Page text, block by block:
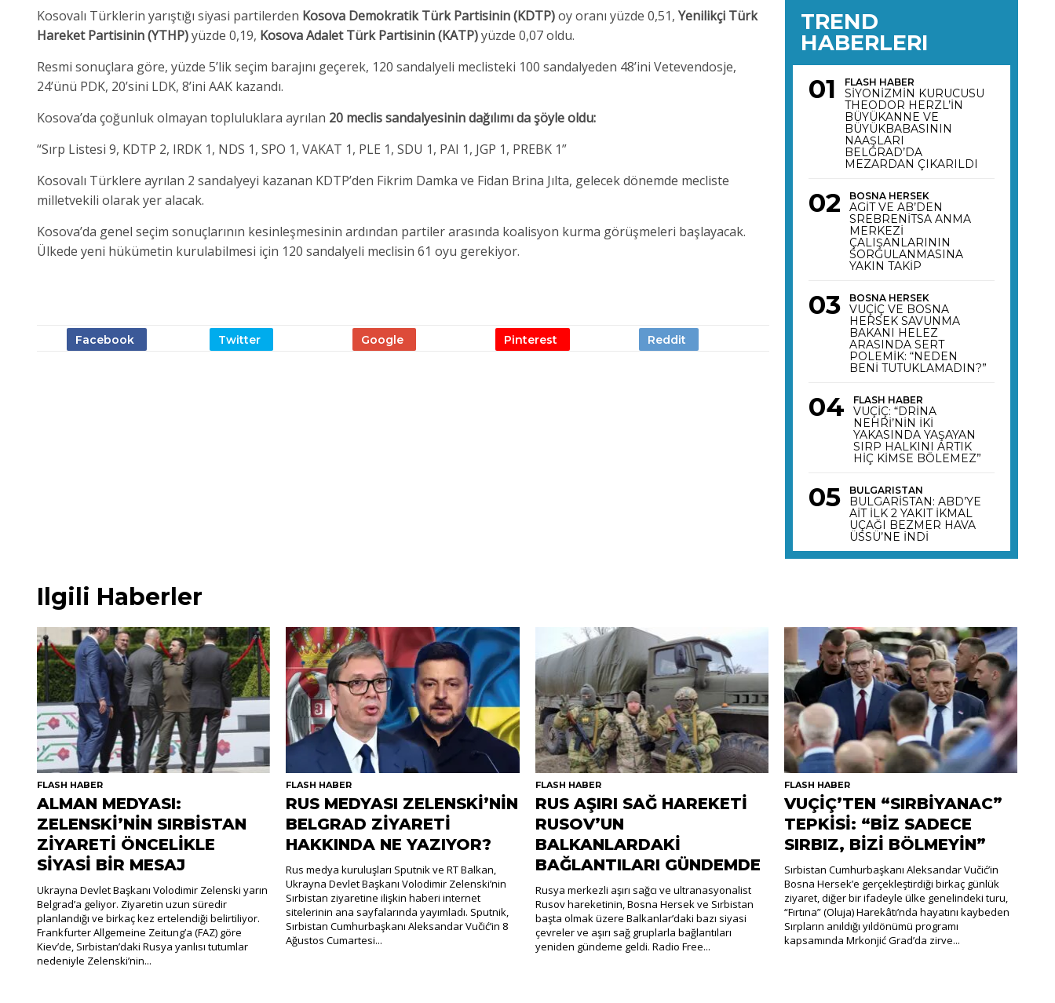
Kosovalı Türklerin yarıştığı siyasi partilerden Kosova Demokratik Türk Partisinin (KDTP)oy oranı yüzde 0,51, Yenilikçi Türk
Hareket Partisinin (YTHP)yüzde 0,19, Kosova Adalet Türk Partisinin (KATP)yüzde 0,07 oldu.
Resmi sonuçlara göre, yüzde 5’lik seçim barajını geçerek, 120 sandalyeli meclisteki 100 sandalyeden 48’ini Vetevendosje,
24’ünü PDK, 20’sini LDK, 8’ini AAK kazandı.
Kosova’da çoğunluk olmayan topluluklara ayrılan 20 meclis sandalyesinin dağılımı da şöyle oldu:
“Sırp Listesi 9, KDTP 2, IRDK 1, NDS 1, SPO 1, VAKAT 1, PLE 1, SDU 1, PAI 1, JGP 1, PREBK 1”
Kosovalı Türklere ayrılan 2 sandalyeyi kazanan KDTP’den Fikrim Damka ve Fidan Brina Jılta, gelecek dönemde mecliste
milletvekili olarak yer alacak.
Kosova’da genel seçim sonuçlarının kesinleşmesinin ardından partiler arasında koalisyon kurma görüşmeleri başlayacak.
Ülkede yeni hükümetin kurulabilmesi için 120 sandalyeli meclisin 61 oyu gerekiyor.
TREND
HABERLERI
FLASH HABER
SİYONİZMİN KURUCUSU
THEODOR HERZL’İN
BÜYÜKANNE VE
BÜYÜKBABASININ
NAAŞLARI
BELGRAD’DA
MEZARDAN ÇIKARILDI
BOSNA HERSEK
AGİT VE AB’DEN
SREBRENİTSA ANMA
MERKEZİ
ÇALIŞANLARININ
SORGULANMASINA
YAKIN TAKİP
BOSNA HERSEK
VUÇİÇ VE BOSNA
HERSEK SAVUNMA
BAKANI HELEZ
ARASINDA SERT
POLEMİK: “NEDEN
BENİ TUTUKLAMADIN?”
FLASH HABER
VUÇİÇ: “DRİNA
NEHRİ’NİN İKİ
YAKASINDA YAŞAYAN
SIRP HALKINI ARTIK
HİÇ KİMSE BÖLEMEZ”
BULGARISTAN
BULGARİSTAN: ABD’YE
AİT İLK 2 YAKIT İKMAL
UÇAĞI BEZMER HAVA
ÜSSÜ’NE İNDİ
Ilgili Haberler
FLASH HABER
ALMAN MEDYASI:
ZELENSKİ’NİN SIRBİSTAN
ZİYARETİ ÖNCELİKLE
SİYASİ BİR MESAJ
Ukrayna Devlet Başkanı Volodimir Zelenski yarın
Belgrad’a geliyor. Ziyaretin uzun süredir
planlandığı ve birkaç kez ertelendiği belirtiliyor.
Frankfurter Allgemeine Zeitung’a (FAZ) göre
Kiev’de, Sırbistan’daki Rusya yanlısı tutumlar
nedeniyle Zelenski’nin...
FLASH HABER
RUS MEDYASI ZELENSKİ’NİN
BELGRAD ZİYARETİ
HAKKINDA NE YAZIYOR?
Rus medya kuruluşları Sputnik ve RT Balkan,
Ukrayna Devlet Başkanı Volodimir Zelenski’nin
Sırbistan ziyaretine ilişkin haberi internet
sitelerinin ana sayfalarında yayımladı. Sputnik,
Sırbistan Cumhurbaşkanı Aleksandar Vučić’in 8
Ağustos Cumartesi...
FLASH HABER
RUS AŞIRI SAĞ HAREKETİ
RUSOV’UN
BALKANLARDAKİ
BAĞLANTILARI GÜNDEMDE
Rusya merkezli aşırı sağcı ve ultranasyonalist
Rusov hareketinin, Bosna Hersek ve Sırbistan
başta olmak üzere Balkanlar’daki bazı siyasi
çevreler ve aşırı sağ gruplarla bağlantıları
yeniden gündeme geldi. Radio Free...
FLASH HABER
VUÇİÇ’TEN “SIRBİYANAC”
TEPKİSİ: “BİZ SADECE
SIRBIZ, BİZİ BÖLMEYİN”
Sırbistan Cumhurbaşkanı Aleksandar Vučić’in
Bosna Hersek’e gerçekleştirdiği birkaç günlük
ziyaret, diğer bir ifadeyle ülke genelindeki turu,
“Fırtına” (Oluja) Harekâtı’nda hayatını kaybeden
Sırpların anıldığı yıldönümü programı
kapsamında Mrkonjić Grad’da zirve...